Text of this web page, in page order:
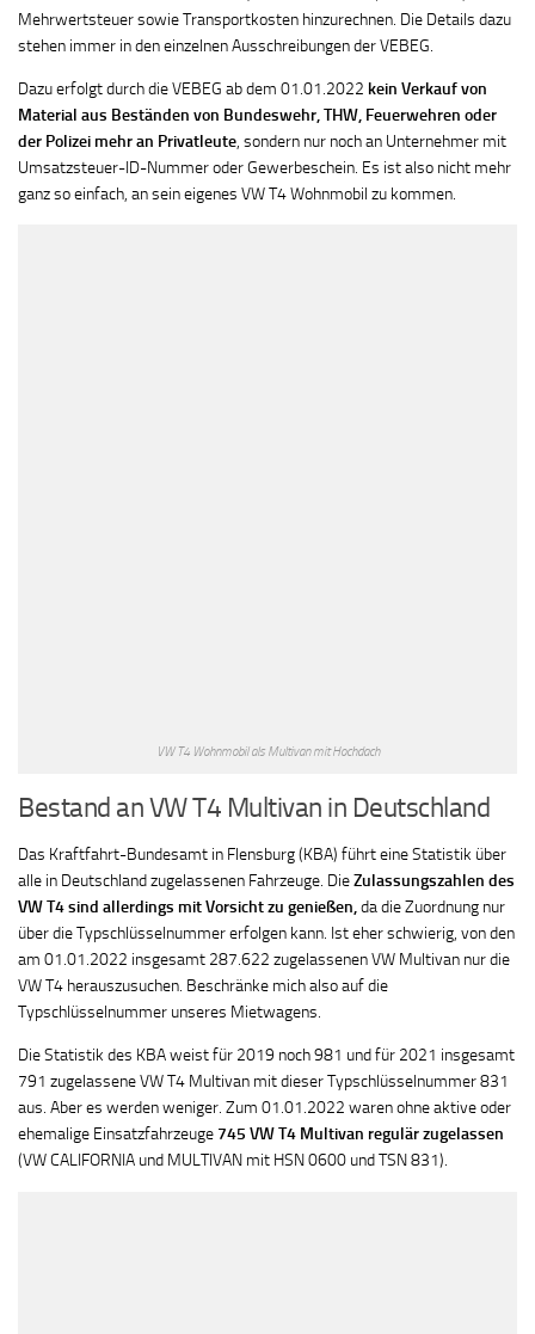
Mehrwertsteuer sowie Transportkosten hinzurechnen. Die Details dazu
stehen immer in den einzelnen Ausschreibungen der VEBEG.
Dazu erfolgt durch die VEBEG ab dem 01.01.2022 kein Verkauf von
Material aus Beständen von Bundeswehr, THW, Feuerwehren oder
der Polizei mehr an Privatleute, sondern nur noch an Unternehmer mit
Umsatzsteuer-ID-Nummer oder Gewerbeschein. Es ist also nicht mehr
ganz so einfach, an sein eigenes VW T4 Wohnmobil zu kommen.
VW T4 Wohnmobil als Multivan mit Hochdach
Bestand an VW T4 Multivan in Deutschland
Das Kraftfahrt-Bundesamt in Flensburg (KBA) führt eine Statistik über
alle in Deutschland zugelassenen Fahrzeuge. DieZulassungszahlen des
VW T4 sind allerdings mit Vorsicht zu genießen,da die Zuordnung nur
über die Typschlüsselnummer erfolgen kann. Ist eher schwierig, von den
am 01.01.2022 insgesamt 287.622 zugelassenen VW Multivan nur die
VW T4 herauszusuchen. Beschränke mich also auf die
Typschlüsselnummer unseres Mietwagens.
Die Statistik des KBA weist für 2019 noch 981 und für 2021 insgesamt
791 zugelassene VW T4 Multivan mit dieser Typschlüsselnummer 831
aus. Aber es werden weniger. Zum 01.01.2022 waren ohne aktive oder
ehemalige Einsatzfahrzeuge 745 VW T4 Multivan regulär zugelassen
(VW CALIFORNIA und MULTIVAN mit HSN 0600 und TSN 831).